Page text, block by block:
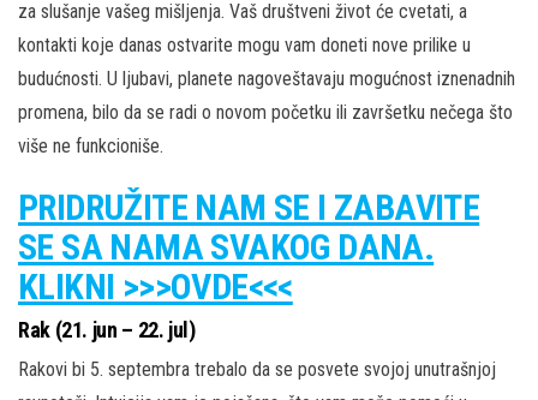
za slušanje vašeg mišljenja. Vaš društveni život će cvetati, a
kontakti koje danas ostvarite mogu vam doneti nove prilike u
budućnosti. U ljubavi, planete nagoveštavaju mogućnost iznenadnih
promena, bilo da se radi o novom početku ili završetku nečega što
više ne funkcioniše.
PRIDRUŽITE NAM SE I ZABAVITE
SE SA NAMA SVAKOG DANA.
KLIKNI >>>OVDE<<<
Rak (21. jun – 22. jul)
Rakovi bi 5. septembra trebalo da se posvete svojoj unutrašnjoj